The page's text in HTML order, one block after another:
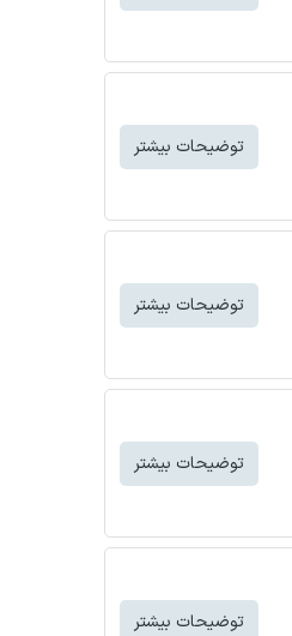
توضیحات بیشتر
توضیحات بیشتر
توضیحات بیشتر
توضیحات بیشتر